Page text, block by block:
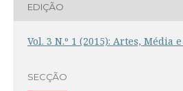
EDIÇÃO
Vol. 3 N.º 1 (2015): Artes, Média
SECÇÃO